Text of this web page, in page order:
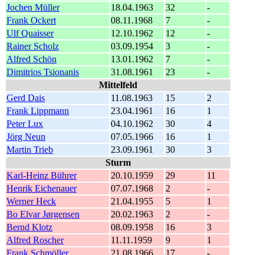
Jochen Müller
18.04.1963 32
-
Frank Ockert
08.11.1968 7
-
Ulf Quaisser
12.10.1962 12
-
Rainer Scholz
03.09.1954 3
-
Alfred Schön
13.01.1962 7
-
Dimitrios Tsionanis
31.08.1961 23
-
Mittelfeld
Gerd Dais
11.08.1963 15
2
Frank Lippmann
23.04.1961 16
1
Peter Lux
04.10.1962 30
4
Jörg Neun
07.05.1966 16
1
Martin Trieb
23.09.1961 30
3
Sturm
Karl-Heinz Bührer
20.10.1959 29
11
Henrik Eichenauer
07.07.1968 2
-
Werner Heck
21.04.1955 5
1
Bo Elvar Jørgensen
20.02.1963 2
-
Bernd Klotz
08.09.1958 16
3
Alfred Roscher
11.11.1959 9
1
Frank Schmöller
21.08.1966 17 -